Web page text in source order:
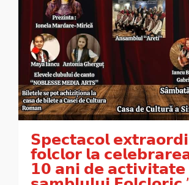
𝗦𝗽𝗲𝗰𝘁𝗮𝗰𝗼𝗹
𝗳𝗼𝗹𝗰𝗹𝗼𝗿 𝗹𝗮
𝟭𝟬 𝗮𝗻𝗶 𝗱𝗲